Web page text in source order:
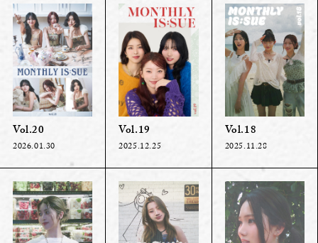
Vol.20
2026.01.30
Vol.19
2025.12.25
Vol.18
2025.11.28